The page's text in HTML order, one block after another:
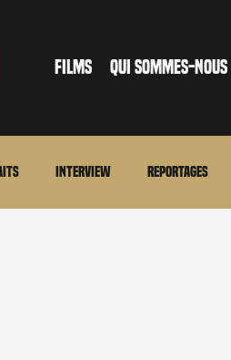
FILMS QUI SOMMES-
Interview Reportages